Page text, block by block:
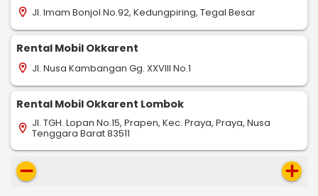
location_on Jl. Imam Bonjol No.92, Kedungpiring, Tegal Besar
Rental Mobil Okkarent
location_on Jl. Nusa Kambangan Gg. XXVIII No.1
Rental Mobil Okkarent Lombok
location_on Jl. TGH. Lopan No.15, Prapen, Kec. Praya, Praya, Nusa
Tenggara Barat 83511
remove add